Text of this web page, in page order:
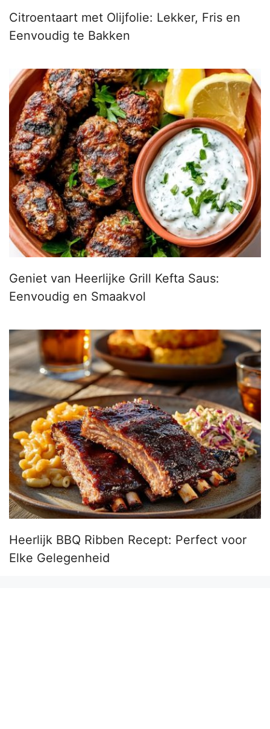
Citroentaart met Olijfolie: Lekker, Fris en
Eenvoudig te Bakken
Geniet van Heerlijke Grill Kefta Saus:
Eenvoudig en Smaakvol
Heerlijk BBQ Ribben Recept: Perfect voor
Elke Gelegenheid